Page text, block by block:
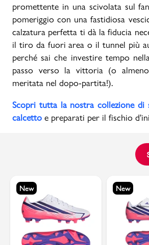
promettente in una scivolata sul
pomeriggio con una fastidiosa
calzatura perfetta ti dà la fiducia
il tiro da fuori area o il tunnel più
perché sai che investire tempo
passo verso la vittoria (o
meritata nel dopo-partita!).
Scopri tutta la nostra collezione di
calcetto e preparati per il fischio
New New